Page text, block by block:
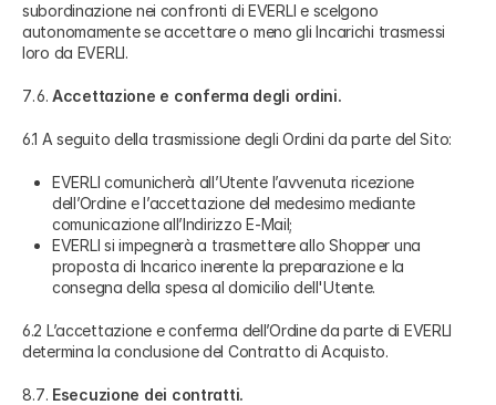
subordinazione nei confronti di EVERLI e scelgono
autonomamente se accettare o meno gli Incarichi trasmessi
loro da EVERLI.
Accettazione e conferma degli ordini.
6.1 A seguito della trasmissione degli Ordini da parte del Sito:
EVERLI comunicherà all’Utente l’avvenuta ricezione
dell’Ordine e l’accettazione del medesimo mediante
comunicazione all’Indirizzo E-Mail;
EVERLI si impegnerà a trasmettere allo Shopper una
proposta di Incarico inerente la preparazione e la
consegna della spesa al domicilio dell'Utente.
6.2 L’accettazione e conferma dell’Ordine da parte di EVERLI
determina la conclusione del Contratto di Acquisto.
Esecuzione dei contratti.